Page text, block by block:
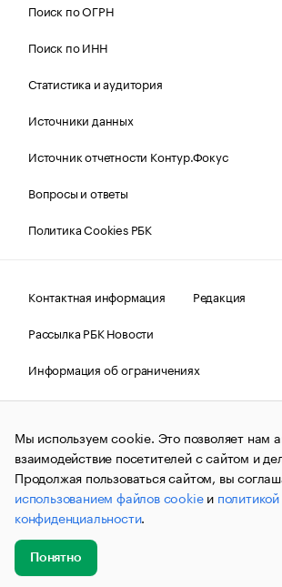
Поиск по ОГРН
Поиск по ИНН
Статистика и аудитория
Источники данных
Источник отчетности Контур.Фокус
Вопросы и ответы
Политика Cookies РБК
Контактная информация
Редакция
Рассылка РБК Новости
Информация об ограничениях
Правовая информация
О соблюдении
© АО «РОСБИЗНЕСКОНСАЛТИНГ»,
и материалы информационного агентства
(зарегистрировано Федеральной службой по
связи, информационных технологий и
коммуникаций (Роскомнадзор) 09.12.2015 за
№ФС77-63848) сопровождаются пометкой
публикации могут содержать информацию,
не предназначенную для пользователей
до 18 лет.
Мы используем cookie. Это позволяет нам
взаимодействие посетителей с сайтом и
Продолжая пользоваться сайтом, вы
использованием файлов cookieи политикой
конфиденциальности.
Понятно